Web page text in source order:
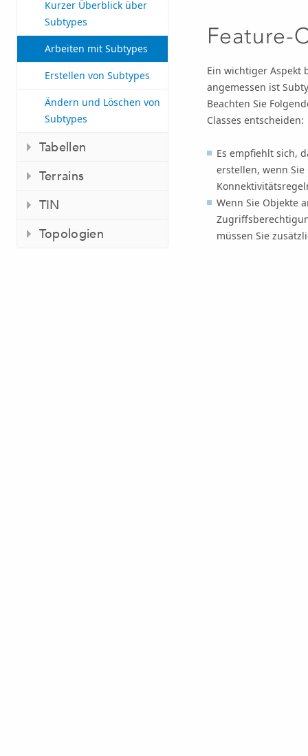
Kurzer Überblick über
Subtypes
Arbeiten mit Subtypes
Erstellen von Subtypes
Ändern und Löschen von
Subtypes
Tabellen
Terrains
TIN
Topologien
Feature-
Ein wichtiger Aspekt
angemessen ist
Beachten Sie
Classes entscheiden:
Es empfiehlt sich,
erstellen, wenn
Wenn Sie Objekte
müssen Sie